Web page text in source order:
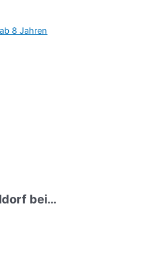
8 Jahren
bei…